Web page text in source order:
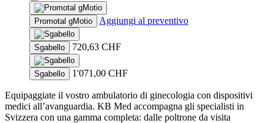
This
product
has
multiple
variants.
The
options
may
be
chosen
on
Promotal gMotio Aggiungi al preventivo
Sgabello 720,63 CHF
Sgabello 1'071,00 CHF
Equipaggiate il vostro ambulatorio di ginecologia con dispositivi
medici all’avanguardia. KB Med accompagna gli specialisti in
Svizzera con una gamma completa: dalle poltrone da visita